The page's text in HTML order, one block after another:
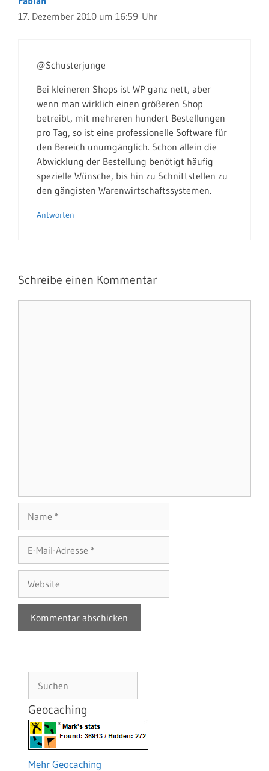
17. Dezember 2010 um 16:59 Uhr
@Schusterjunge
Bei kleineren Shops ist WP ganz nett, aber
wenn man wirklich einen größeren Shop
betreibt, mit mehreren hundert Bestellungen
pro Tag, so ist eine professionelle Software für
den Bereich unumgänglich. Schon allein die
Abwicklung der Bestellung benötigt häufig
spezielle Wünsche, bis hin zu Schnittstellen zu
den gängisten Warenwirtschaftssystemen.
Antworten
Schreibe einen Kommentar
Mail-
Adresse
Geocaching
Mehr Geocaching